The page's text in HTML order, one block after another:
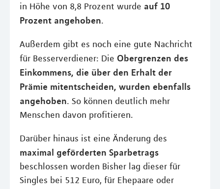
in Höhe von 8,8 Prozent wurde auf 10
Prozent angehoben.
Außerdem gibt es noch eine gute Nachricht
für Besserverdiener: Die Obergrenzen des
Einkommens, die über den Erhalt der
Prämie mitentscheiden, wurden ebenfalls
angehoben. So können deutlich mehr
Menschen davon profitieren.
Darüber hinaus ist eine Änderung des
maximal geförderten Sparbetrags
beschlossen worden Bisher lag dieser für
Singles bei 512 Euro, für Ehepaare oder